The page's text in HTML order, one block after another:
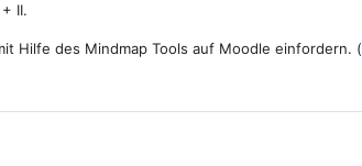
II.
Hilfe des Mindmap Tools auf Moodle einfordern.